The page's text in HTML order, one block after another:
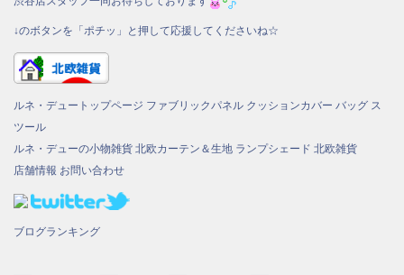
↓のボタンを「ポチッ」と押して応援してくださいね☆
ルネ・デュートップページ ファブリックパネル クッションカバー バッグ ス
ツール
ルネ・デューの小物雑貨 北欧カーテン＆生地 ランプシェード 北欧雑貨
店舗情報 お問い合わせ
ブログランキング